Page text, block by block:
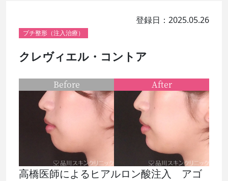
登録日：2025.05.26
プチ整形（注入治療）
クレヴィエル・コントア
高橋医師によるヒアルロン酸注入 アゴ
Before After